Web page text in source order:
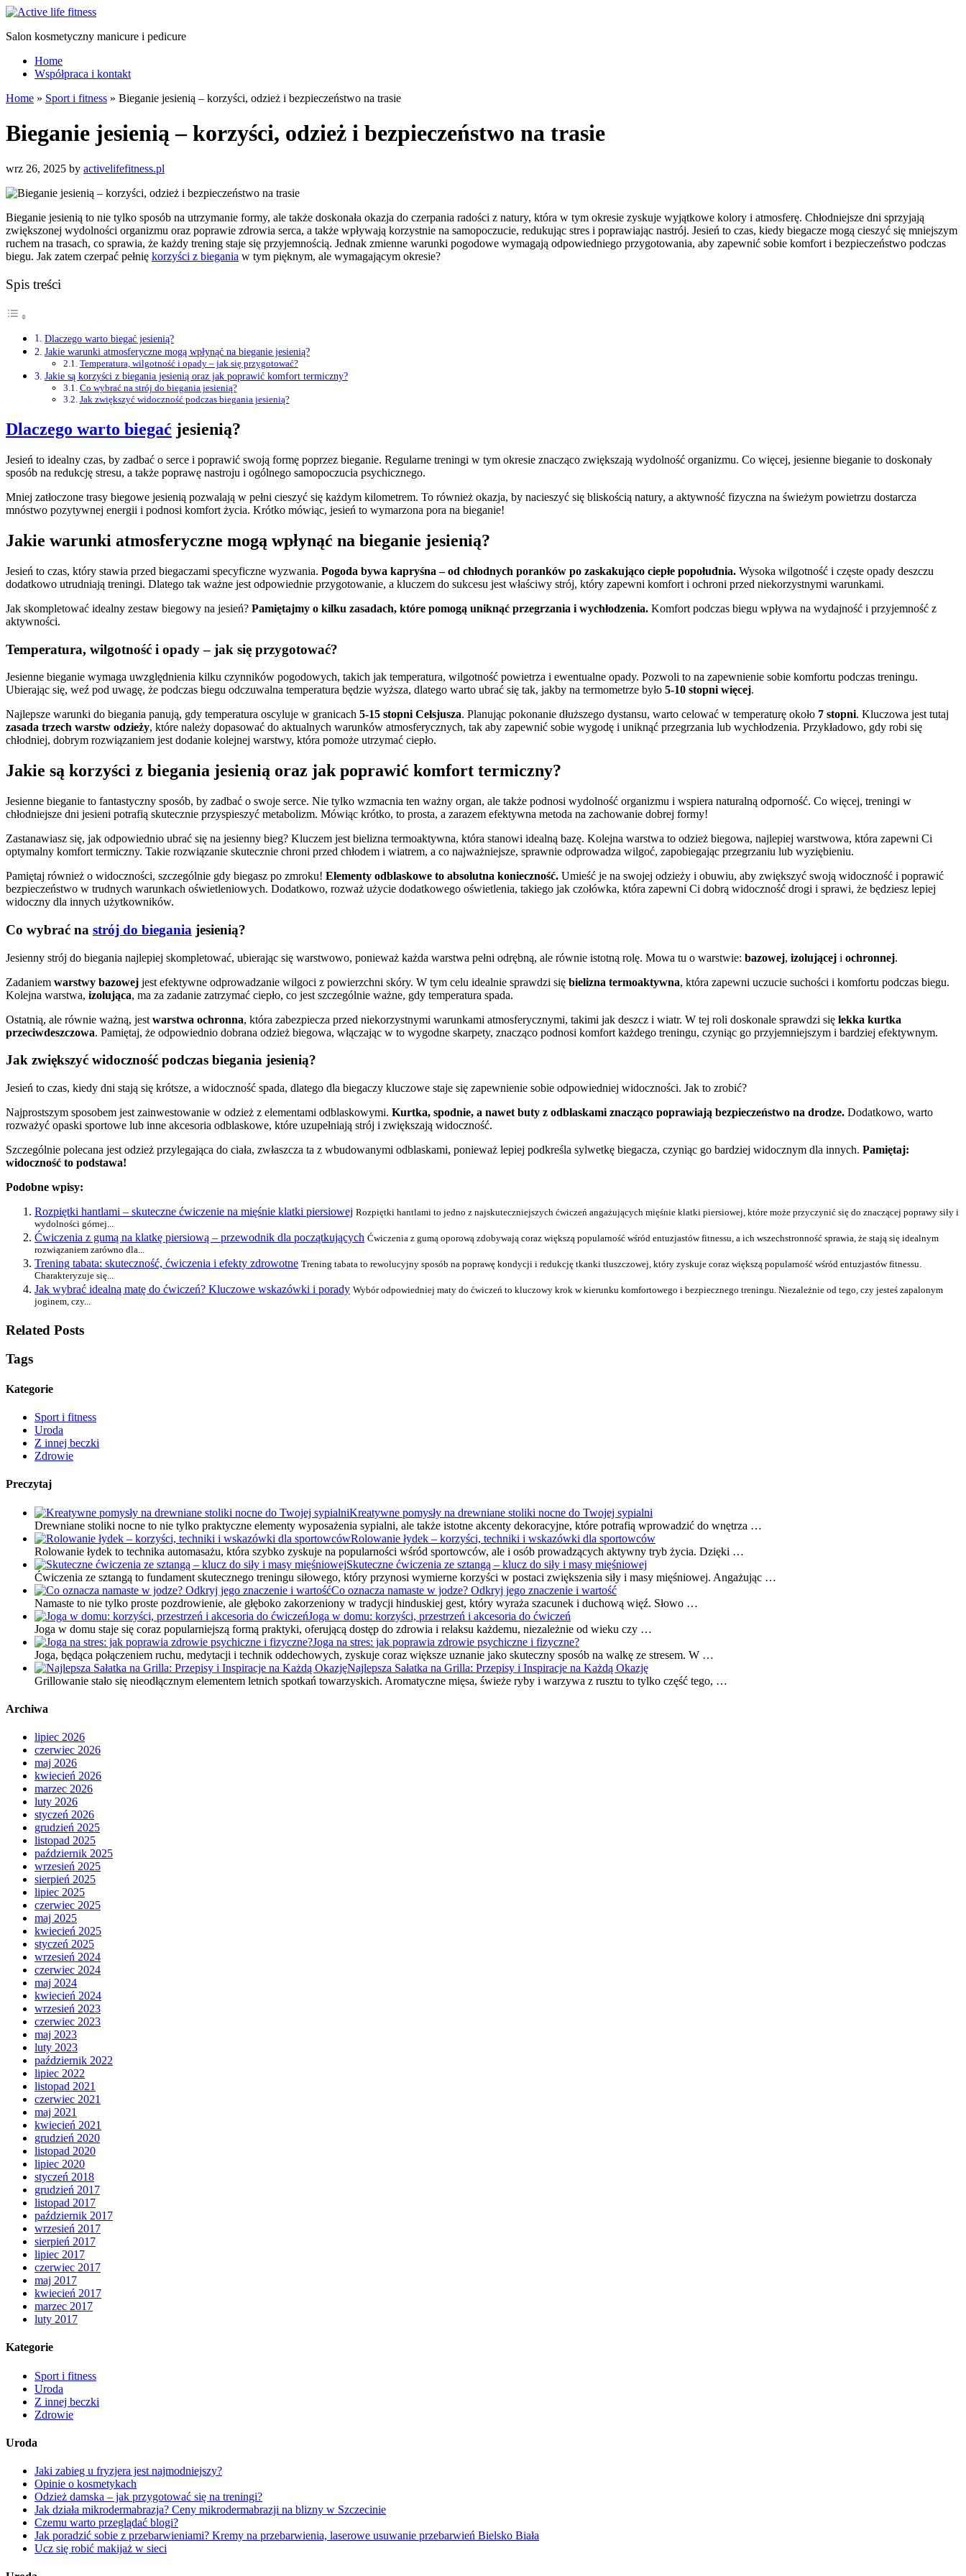
Salon kosmetyczny manicure i pedicure
Home
Współpraca i kontakt
Home » Sport i fitness » Bieganie jesienią – korzyści, odzież i bezpieczeństwo na trasie
Bieganie jesienią – korzyści, odzież i bezpieczeństwo na trasie
wrz 26, 2025 by activelifefitness.pl
Bieganie jesienią to nie tylko sposób na utrzymanie formy, ale także doskonała okazja do czerpania radości z natury, która w tym okresie zyskuje wyjątkowe kolory i atmosferę. Chłodniejsze dni sprzyjają
zwiększonej wydolności organizmu oraz poprawie zdrowia serca, a także wpływają korzystnie na samopoczucie, redukując stres i poprawiając nastrój. Jesień to czas, kiedy biegacze mogą cieszyć się mniejszym
ruchem na trasach, co sprawia, że każdy trening staje się przyjemnością. Jednak zmienne warunki pogodowe wymagają odpowiedniego przygotowania, aby zapewnić sobie komfort i bezpieczeństwo podczas
biegu. Jak zatem czerpać pełnię korzyści z biegania w tym pięknym, ale wymagającym okresie?
Spis treści
Dlaczego warto biegać jesienią?
Jakie warunki atmosferyczne mogą wpłynąć na bieganie jesienią?
Temperatura, wilgotność i opady – jak się przygotować?
Jakie są korzyści z biegania jesienią oraz jak poprawić komfort termiczny?
Co wybrać na strój do biegania jesienią?
Jak zwiększyć widoczność podczas biegania jesienią?
Dlaczego warto biegać jesienią?
Jesień to idealny czas, by zadbać o serce i poprawić swoją formę poprzez bieganie. Regularne treningi w tym okresie znacząco zwiększają wydolność organizmu. Co więcej, jesienne bieganie to doskonały
sposób na redukcję stresu, a także poprawę nastroju i ogólnego samopoczucia psychicznego.
Mniej zatłoczone trasy biegowe jesienią pozwalają w pełni cieszyć się każdym kilometrem. To również okazja, by nacieszyć się bliskością natury, a aktywność fizyczna na świeżym powietrzu dostarcza
mnóstwo pozytywnej energii i podnosi komfort życia. Krótko mówiąc, jesień to wymarzona pora na bieganie!
Jakie warunki atmosferyczne mogą wpłynąć na bieganie jesienią?
Jesień to czas, który stawia przed biegaczami specyficzne wyzwania. Pogoda bywa kapryśna – od chłodnych poranków po zaskakująco ciepłe popołudnia. Wysoka wilgotność i częste opady deszczu
dodatkowo utrudniają treningi. Dlatego tak ważne jest odpowiednie przygotowanie, a kluczem do sukcesu jest właściwy strój, który zapewni komfort i ochroni przed niekorzystnymi warunkami.
Jak skompletować idealny zestaw biegowy na jesień? Pamiętajmy o kilku zasadach, które pomogą uniknąć przegrzania i wychłodzenia. Komfort podczas biegu wpływa na wydajność i przyjemność z
aktywności.
Temperatura, wilgotność i opady – jak się przygotować?
Jesienne bieganie wymaga uwzględnienia kilku czynników pogodowych, takich jak temperatura, wilgotność powietrza i ewentualne opady. Pozwoli to na zapewnienie sobie komfortu podczas treningu.
Ubierając się, weź pod uwagę, że podczas biegu odczuwalna temperatura będzie wyższa, dlatego warto ubrać się tak, jakby na termometrze było 5-10 stopni więcej.
Najlepsze warunki do biegania panują, gdy temperatura oscyluje w granicach 5-15 stopni Celsjusza. Planując pokonanie dłuższego dystansu, warto celować w temperaturę około 7 stopni. Kluczowa jest tutaj
zasada trzech warstw odzieży, które należy dopasować do aktualnych warunków atmosferycznych, tak aby zapewnić sobie wygodę i uniknąć przegrzania lub wychłodzenia. Przykładowo, gdy robi się
chłodniej, dobrym rozwiązaniem jest dodanie kolejnej warstwy, która pomoże utrzymać ciepło.
Jakie są korzyści z biegania jesienią oraz jak poprawić komfort termiczny?
Jesienne bieganie to fantastyczny sposób, by zadbać o swoje serce. Nie tylko wzmacnia ten ważny organ, ale także podnosi wydolność organizmu i wspiera naturalną odporność. Co więcej, treningi w
chłodniejsze dni jesieni potrafią skutecznie przyspieszyć metabolizm. Mówiąc krótko, to prosta, a zarazem efektywna metoda na zachowanie dobrej formy!
Zastanawiasz się, jak odpowiednio ubrać się na jesienny bieg? Kluczem jest bielizna termoaktywna, która stanowi idealną bazę. Kolejna warstwa to odzież biegowa, najlepiej warstwowa, która zapewni Ci
optymalny komfort termiczny. Takie rozwiązanie skutecznie chroni przed chłodem i wiatrem, a co najważniejsze, sprawnie odprowadza wilgoć, zapobiegając przegrzaniu lub wyziębieniu.
Pamiętaj również o widoczności, szczególnie gdy biegasz po zmroku! Elementy odblaskowe to absolutna konieczność. Umieść je na swojej odzieży i obuwiu, aby zwiększyć swoją widoczność i poprawić
bezpieczeństwo w trudnych warunkach oświetleniowych. Dodatkowo, rozważ użycie dodatkowego oświetlenia, takiego jak czołówka, która zapewni Ci dobrą widoczność drogi i sprawi, że będziesz lepiej
widoczny dla innych użytkowników.
Co wybrać na strój do biegania jesienią?
Jesienny strój do biegania najlepiej skompletować, ubierając się warstwowo, ponieważ każda warstwa pełni odrębną, ale równie istotną rolę. Mowa tu o warstwie: bazowej, izolującej i ochronnej.
Zadaniem warstwy bazowej jest efektywne odprowadzanie wilgoci z powierzchni skóry. W tym celu idealnie sprawdzi się bielizna termoaktywna, która zapewni uczucie suchości i komfortu podczas biegu.
Kolejna warstwa, izolująca, ma za zadanie zatrzymać ciepło, co jest szczególnie ważne, gdy temperatura spada.
Ostatnią, ale równie ważną, jest warstwa ochronna, która zabezpiecza przed niekorzystnymi warunkami atmosferycznymi, takimi jak deszcz i wiatr. W tej roli doskonale sprawdzi się lekka kurtka
przeciwdeszczowa. Pamiętaj, że odpowiednio dobrana odzież biegowa, włączając w to wygodne skarpety, znacząco podnosi komfort każdego treningu, czyniąc go przyjemniejszym i bardziej efektywnym.
Jak zwiększyć widoczność podczas biegania jesienią?
Jesień to czas, kiedy dni stają się krótsze, a widoczność spada, dlatego dla biegaczy kluczowe staje się zapewnienie sobie odpowiedniej widoczności. Jak to zrobić?
Najprostszym sposobem jest zainwestowanie w odzież z elementami odblaskowymi. Kurtka, spodnie, a nawet buty z odblaskami znacząco poprawiają bezpieczeństwo na drodze. Dodatkowo, warto
rozważyć opaski sportowe lub inne akcesoria odblaskowe, które uzupełniają strój i zwiększają widoczność.
Szczególnie polecana jest odzież przylegająca do ciała, zwłaszcza ta z wbudowanymi odblaskami, ponieważ lepiej podkreśla sylwetkę biegacza, czyniąc go bardziej widocznym dla innych. Pamiętaj:
widoczność to podstawa!
Podobne wpisy:
Rozpiętki hantlami – skuteczne ćwiczenie na mięśnie klatki piersiowej Rozpiętki hantlami to jedno z najskuteczniejszych ćwiczeń angażujących mięśnie klatki piersiowej, które może przyczynić się do znaczącej poprawy siły i
wydolności górnej...
Ćwiczenia z gumą na klatkę piersiową – przewodnik dla początkujących Ćwiczenia z gumą oporową zdobywają coraz większą popularność wśród entuzjastów fitnessu, a ich wszechstronność sprawia, że stają się idealnym
rozwiązaniem zarówno dla...
Trening tabata: skuteczność, ćwiczenia i efekty zdrowotne Trening tabata to rewolucyjny sposób na poprawę kondycji i redukcję tkanki tłuszczowej, który zyskuje coraz większą popularność wśród entuzjastów fitnessu.
Charakteryzuje się...
Jak wybrać idealną matę do ćwiczeń? Kluczowe wskazówki i porady Wybór odpowiedniej maty do ćwiczeń to kluczowy krok w kierunku komfortowego i bezpiecznego treningu. Niezależnie od tego, czy jesteś zapalonym
joginem, czy...
Related Posts
Tags
Kategorie
Sport i fitness
Uroda
Z innej beczki
Zdrowie
Preczytaj
Kreatywne pomysły na drewniane stoliki nocne do Twojej sypialni
Drewniane stoliki nocne to nie tylko praktyczne elementy wyposażenia sypialni, ale także istotne akcenty dekoracyjne, które potrafią wprowadzić do wnętrza …
Rolowanie łydek – korzyści, techniki i wskazówki dla sportowców
Rolowanie łydek to technika automasażu, która szybko zyskuje na popularności wśród sportowców, ale i osób prowadzących aktywny tryb życia. Dzięki …
Skuteczne ćwiczenia ze sztangą – klucz do siły i masy mięśniowej
Ćwiczenia ze sztangą to fundament skutecznego treningu siłowego, który przynosi wymierne korzyści w postaci zwiększenia siły i masy mięśniowej. Angażując …
Co oznacza namaste w jodze? Odkryj jego znaczenie i wartość
Namaste to nie tylko proste pozdrowienie, ale głęboko zakorzeniony w tradycji hinduskiej gest, który wyraża szacunek i duchową więź. Słowo …
Joga w domu: korzyści, przestrzeń i akcesoria do ćwiczeń
Joga w domu staje się coraz popularniejszą formą praktyki, oferującą dostęp do zdrowia i relaksu każdemu, niezależnie od wieku czy …
Joga na stres: jak poprawia zdrowie psychiczne i fizyczne?
Joga, będąca połączeniem ruchu, medytacji i technik oddechowych, zyskuje coraz większe uznanie jako skuteczny sposób na walkę ze stresem. W …
Najlepsza Sałatka na Grilla: Przepisy i Inspiracje na Każdą Okazję
Grillowanie stało się nieodłącznym elementem letnich spotkań towarzyskich. Aromatyczne mięsa, świeże ryby i warzywa z rusztu to tylko część tego, …
Archiwa
lipiec 2026
czerwiec 2026
maj 2026
kwiecień 2026
marzec 2026
luty 2026
styczeń 2026
grudzień 2025
listopad 2025
październik 2025
wrzesień 2025
sierpień 2025
lipiec 2025
czerwiec 2025
maj 2025
kwiecień 2025
styczeń 2025
wrzesień 2024
czerwiec 2024
maj 2024
kwiecień 2024
wrzesień 2023
czerwiec 2023
maj 2023
luty 2023
październik 2022
lipiec 2022
listopad 2021
czerwiec 2021
maj 2021
kwiecień 2021
grudzień 2020
listopad 2020
lipiec 2020
styczeń 2018
grudzień 2017
listopad 2017
październik 2017
wrzesień 2017
sierpień 2017
lipiec 2017
czerwiec 2017
maj 2017
kwiecień 2017
marzec 2017
luty 2017
Kategorie
Sport i fitness
Uroda
Z innej beczki
Zdrowie
Uroda
Jaki zabieg u fryzjera jest najmodniejszy?
Opinie o kosmetykach
Odzież damska – jak przygotować się na treningi?
Jak działa mikrodermabrazja? Ceny mikrodermabrazji na blizny w Szczecinie
Czemu warto przeglądać blogi?
Jak poradzić sobie z przebarwieniami? Kremy na przebarwienia, laserowe usuwanie przebarwień Bielsko Biała
Ucz się robić makijaż w sieci